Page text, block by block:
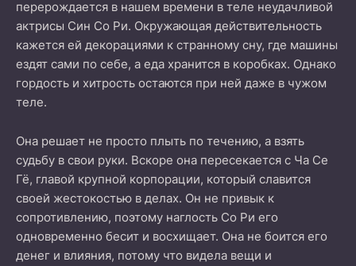
перерождается в нашем времени в теле неудачливой
актрисы Син Со Ри. Окружающая действительность
кажется ей декорациями к странному сну, где машины
ездят сами по себе, а еда хранится в коробках. Однако
гордость и хитрость остаются при ней даже в чужом
теле.
Она решает не просто плыть по течению, а взять
судьбу в свои руки. Вскоре она пересекается с Ча Се
Гё, главой крупной корпорации, который славится
своей жестокостью в делах. Он не привык к
сопротивлению, поэтому наглость Со Ри его
одновременно бесит и восхищает. Она не боится его
денег и влияния, потому что видела вещи и